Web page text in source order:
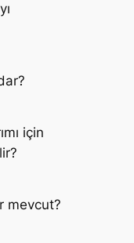
için
mevcut?